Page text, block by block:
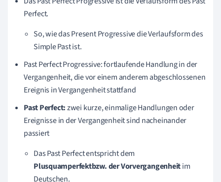
Perfect.
So, wie das Present Progressive die Verlaufsform des
Simple Past ist.
Past Perfect Progressive: fortlaufende Handlung in der
Vergangenheit, die vor einem anderem abgeschlossenen
Ereignis in Vergangenheit stattfand
Past Perfect:zwei kurze, einmalige Handlungen oder
Ereignisse in der Vergangenheit sind nacheinander
passiert
Das Past Perfect entspricht dem
Plusquamperfektbzw. der Vorvergangenheitim
Deutschen.